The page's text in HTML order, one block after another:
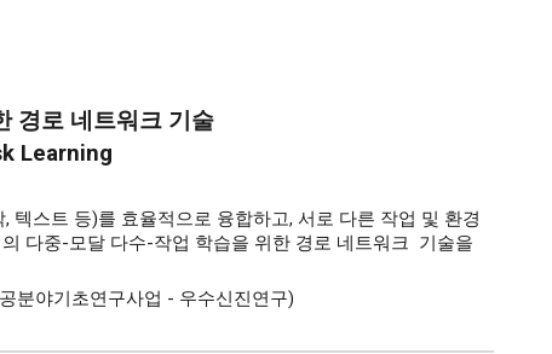
경로 네트워크 기술
Learning
텍스트 등)를 효율적으로 융합하고, 서로 다른 작업 및 환경
다중-모달 다수-작업 학습을 위한 경로 네트워크 기술을
분야기초연구사업 - 우수신진연구)